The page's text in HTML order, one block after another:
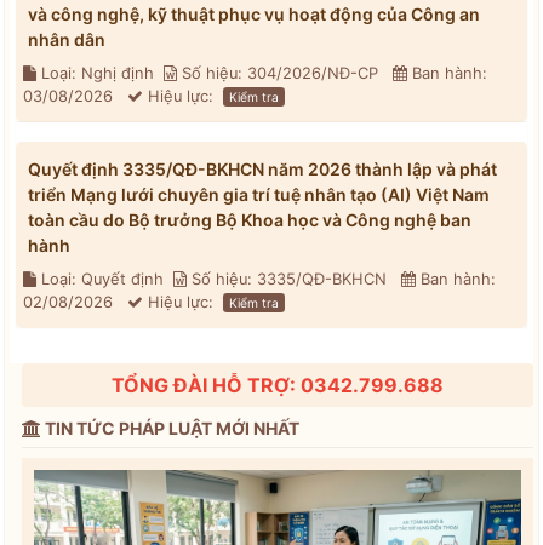
và công nghệ, kỹ thuật phục vụ hoạt động của Công an
nhân dân
Loại: Nghị định Số hiệu: 304/2026/NĐ-CP
Ban hành:
03/08/2026
Hiệu lực: Kiểm tra
Quyết định 3335/QĐ-BKHCN năm 2026 thành lập và phát
triển Mạng lưới chuyên gia trí tuệ nhân tạo (AI) Việt Nam
toàn cầu do Bộ trưởng Bộ Khoa học và Công nghệ ban
hành
Loại: Quyết định Số hiệu: 3335/QĐ-BKHCN
Ban hành:
02/08/2026
Hiệu lực: Kiểm tra
TỔNG ĐÀI HỖ TRỢ: 0342.799.688
TIN TỨC PHÁP LUẬT MỚI NHẤT